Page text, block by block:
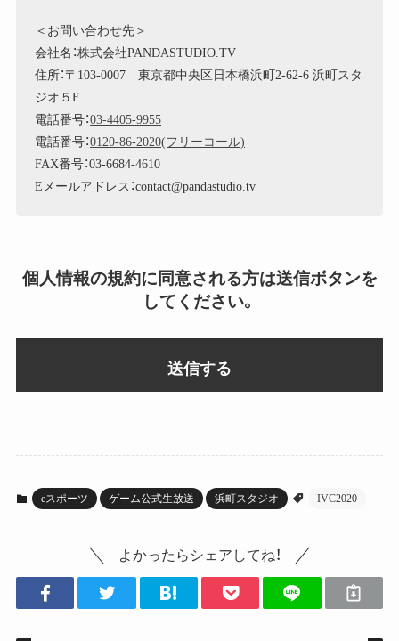
＜お問い合わせ先＞
会社名：株式会社PANDASTUDIO.TV
住所：〒103-0007 東京都中央区日本橋浜町2-62-6 浜町スタ
ジオ５F
電話番号：03-4405-9955
電話番号：0120-86-2020(フリーコール)
FAX番号：03-6684-4610
Eメールアドレス：contact@pandastudio.tv
個人情報の規約に同意される方は送信ボタンを
してください。
eスポーツ ゲーム公式生放送 浜町スタジオ IVC2020
よかったらシェアしてね！